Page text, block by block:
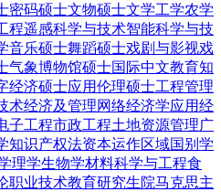
密码硕士文物硕士文学工学农学
程遥感科学与技术智能科学与技
音乐硕士舞蹈硕士戏剧与影视戏
气象博物馆硕士国际中文教育知
经济硕士应用伦理硕士工程管理
术经济及管理网络经济学应用经
子工程市政工程土地资源管理广
知识产权法资本运作区域国别学
理学生物学材料科学与工程食
职业技术教育研究生院马克思主